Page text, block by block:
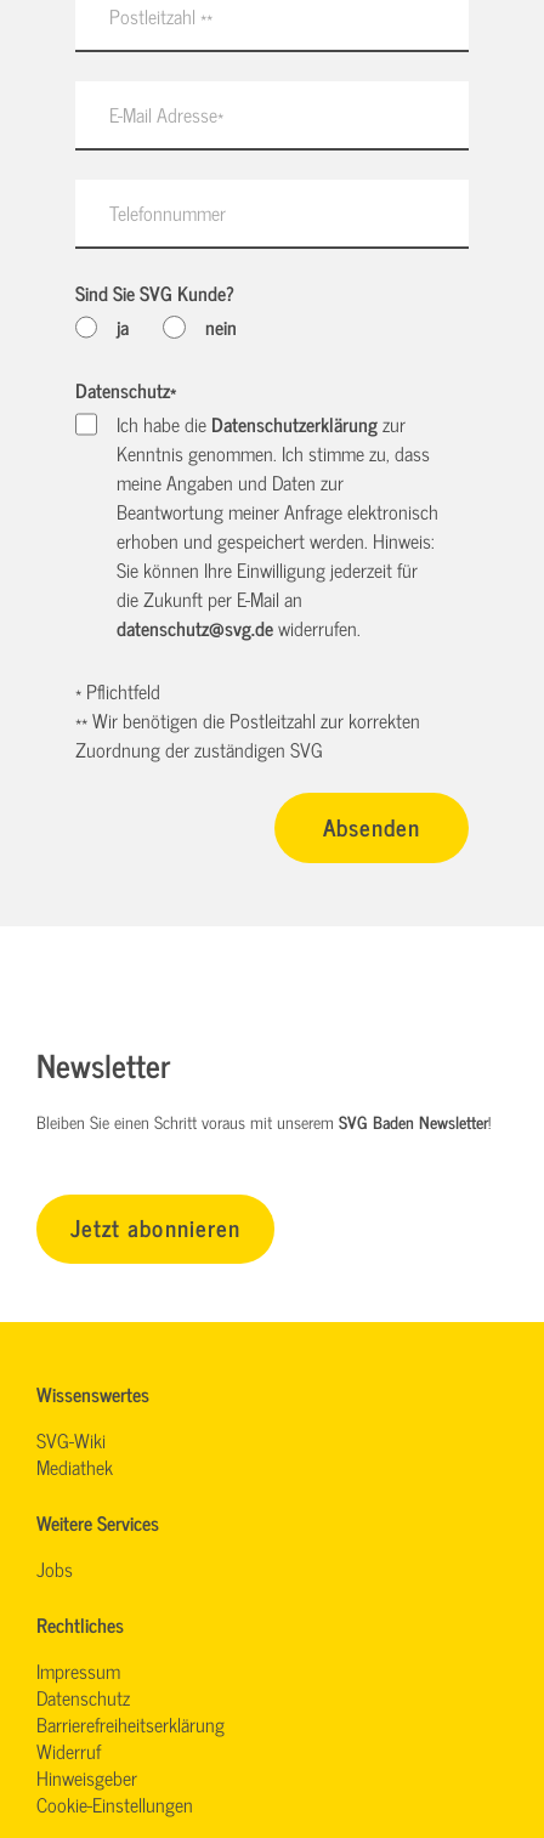
Sind Sie SVG Kunde?
ja
nein
Datenschutz*
Ich habe dieDatenschutzerklärungzur
Kenntnis genommen. Ich stimme zu, dass
meine Angaben und Daten zur
Beantwortung meiner Anfrage elektronisch
erhoben und gespeichert werden. Hinweis:
Sie können Ihre Einwilligung jederzeit für
die Zukunft per E-Mail an
datenschutz@svg.dewiderrufen.
* Pflichtfeld
** Wir benötigen die Postleitzahl zur korrekten
Zuordnung der zuständigen SVG
Newsletter
Bleiben Sie einen Schritt voraus mit unserem SVG Baden Newsletter!
Jetzt abonnieren
Wissenswertes
SVG-Wiki
Mediathek
Weitere Services
Jobs
Rechtliches
Impressum
Datenschutz
Barrierefreiheitserklärung
Widerruf
Hinweisgeber
Cookie-Einstellungen